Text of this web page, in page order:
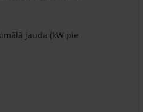
jauda (kW pie